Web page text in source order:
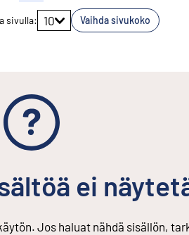
Siirry sivulle
sivulla: 10 Vaihda sivukoko
ei
Jos haluat nähdä sisällön,